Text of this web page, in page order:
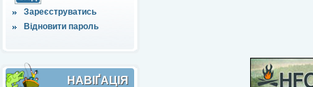
Зареєструватись
Відновити пароль
НАВІҐАЦІЯ